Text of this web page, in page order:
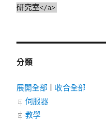
研究室</a>
分類
展開全部
收合全部
伺服器
教學